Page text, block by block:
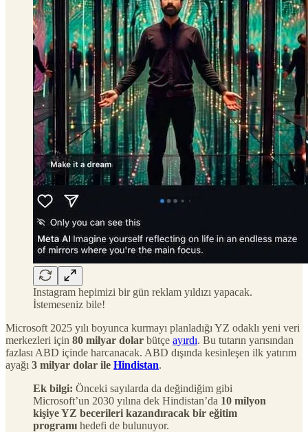
Instagram hepimizi bir gün reklam yıldızı yapacak.
İstemeseniz bile!
Microsoft 2025 yılı boyunca kurmayı planladığı YZ odaklı yeni veri
merkezleri için 80 milyar dolar bütçe ayırdı. Bu tutarın yarısından
fazlası ABD içinde harcanacak. ABD dışında kesinleşen ilk yatırım
ayağı 3 milyar dolar ile Hindistan.
Ek bilgi: Önceki sayılarda da değindiğim gibi
Microsoft’un 2030 yılına dek Hindistan’da 10 milyon
kişiye YZ becerileri kazandıracak bir eğitim
programı hedefi de bulunuyor.